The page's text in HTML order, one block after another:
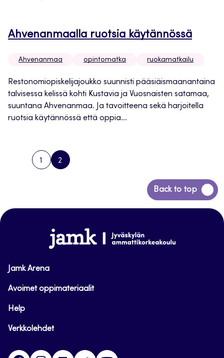
Ahvenanmaalla ruotsia käytännössä
Ahvenanmaa opintomatka ruokamatkailu
Restonomiopiskelijajoukko suunnisti pääsiäismaanantaina
talvisessa kelissä kohti Kustavia ja Vuosnaisten satamaa,
suuntana Ahvenanmaa. Ja tavoitteena sekä harjoitella
ruotsia käytännössä että oppia...
PREVIOUS
PAGE
1
PAGE
2
Back to top
Siirry
takaisin
www.jamk.fi
Jamk Arena
Avoimet oppimateriaalit
Help
Verkkolehdet
FacebookInstagramLinkedinTwitter